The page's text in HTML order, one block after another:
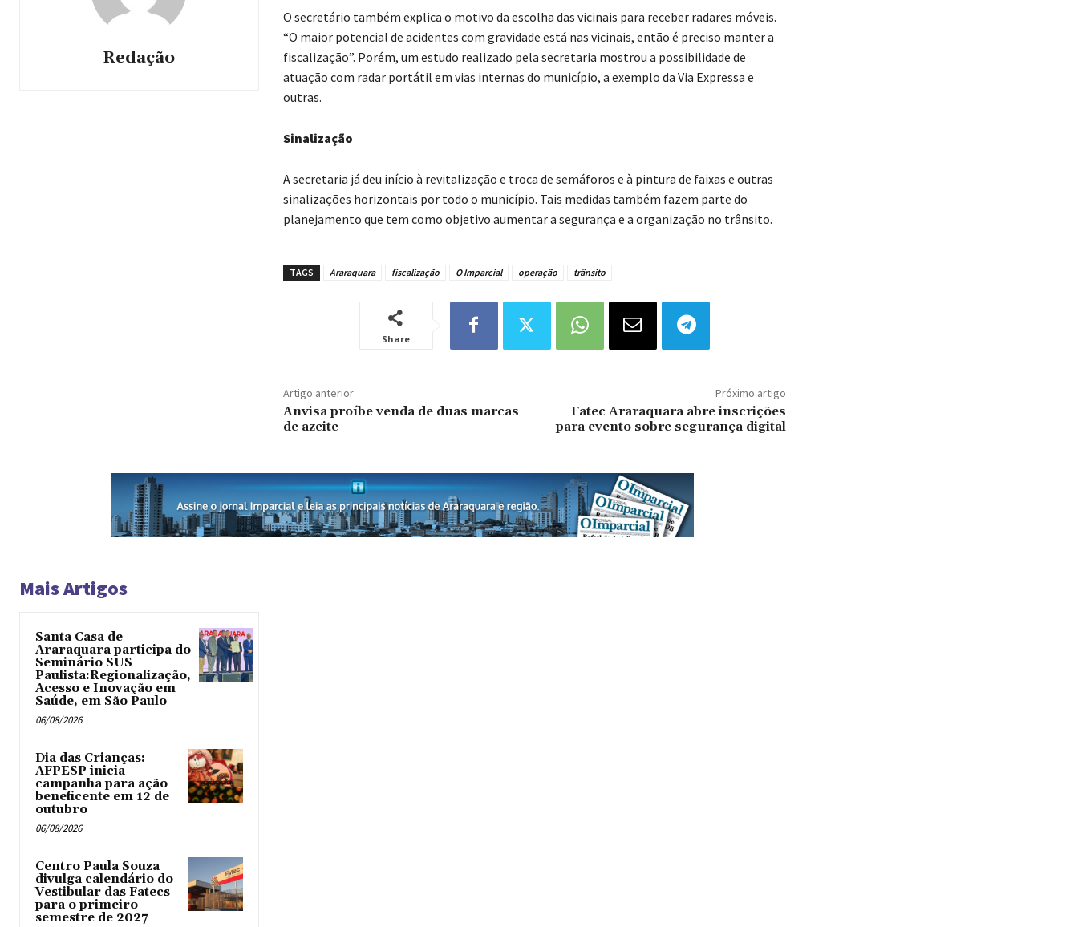
Redação
O secretário também explica o motivo da escolha das vicinais para receber radares móveis.
“O maior potencial de acidentes com gravidade está nas vicinais, então é preciso manter a
fiscalização”. Porém, um estudo realizado pela secretaria mostrou a possibilidade de
atuação com radar portátil em vias internas do município, a exemplo da Via Expressa e
outras.
Sinalização
A secretaria já deu início à revitalização e troca de semáforos e à pintura de faixas e outras
sinalizações horizontais por todo o município. Tais medidas também fazem parte do
planejamento que tem como objetivo aumentar a segurança e a organização no trânsito.
TAGS Araraquara fiscalização O Imparcial operação trânsito
Share
Artigo anterior
Anvisa proíbe venda de duas marcas
de azeite
Próximo artigo
Fatec Araraquara abre inscrições
para evento sobre segurança digital
Mais Artigos
Santa Casa de
Araraquara participa do
Seminário SUS
Paulista:Regionalização,
Acesso e Inovação em
Saúde, em São Paulo
06/08/2026
Dia das Crianças:
AFPESP inicia
campanha para ação
beneficente em 12 de
outubro
06/08/2026
Centro Paula Souza
divulga calendário do
Vestibular das Fatecs
para o primeiro
semestre de 2027